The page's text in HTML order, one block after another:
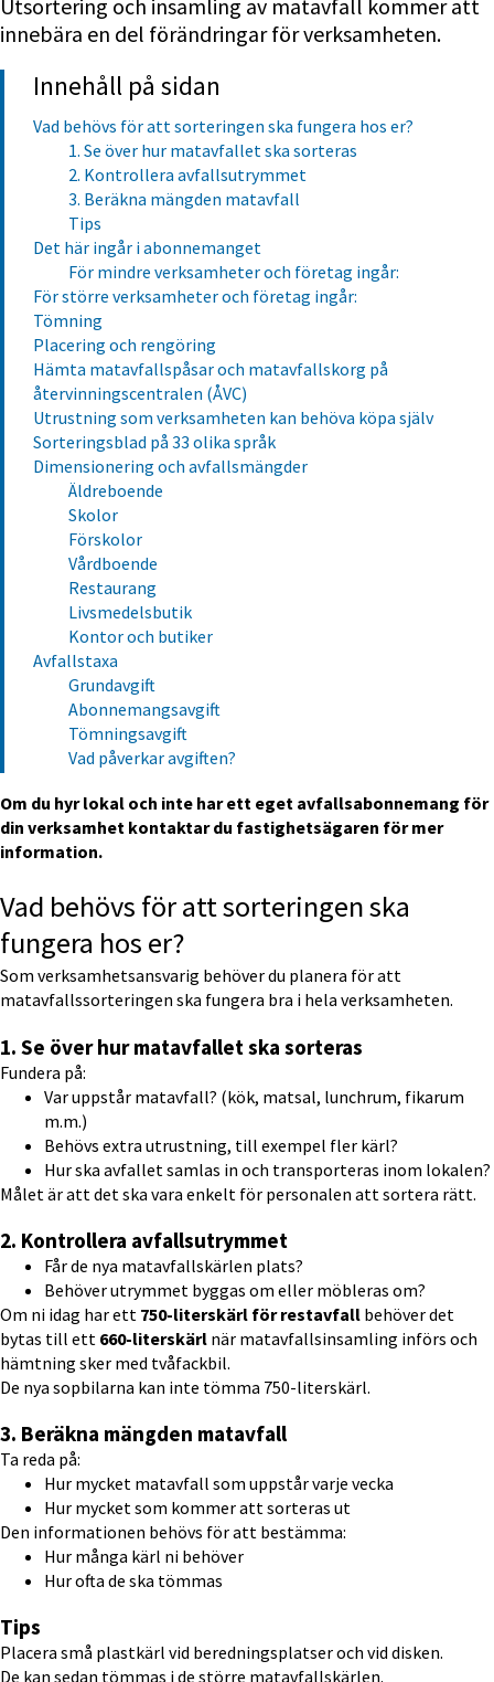
Utsortering och insamling av matavfall kommer att
innebära en del förändringar för verksamheten.
Innehåll på sidan
Vad behövs för att sorteringen ska fungera hos er?
1. Se över hur matavfallet ska sorteras
2. Kontrollera avfallsutrymmet
3. Beräkna mängden matavfall
Tips
Det här ingår i abonnemanget
För mindre verksamheter och företag ingår:
För större verksamheter och företag ingår:
Tömning
Placering och rengöring
Hämta matavfallspåsar och matavfallskorg på
återvinningscentralen (ÅVC)
Utrustning som verksamheten kan behöva köpa själv
Sorteringsblad på 33 olika språk
Dimensionering och avfallsmängder
Äldreboende
Skolor
Förskolor
Vårdboende
Restaurang
Livsmedelsbutik
Kontor och butiker
Avfallstaxa
Grundavgift
Abonnemangsavgift
Tömningsavgift
Vad påverkar avgiften?
Om du hyr lokal och inte har ett eget avfallsabonnemang för
din verksamhet kontaktar du fastighetsägaren för mer
information.
Vad behövs för att sorteringen ska
fungera hos er?
Som verksamhetsansvarig behöver du planera för att
matavfallssorteringen ska fungera bra i hela verksamheten.
1. Se över hur matavfallet ska sorteras
Fundera på:
Var uppstår matavfall? (kök, matsal, lunchrum, fikarum
m.m.)
Behövs extra utrustning, till exempel fler kärl?
Hur ska avfallet samlas in och transporteras inom lokalen?
Målet är att det ska vara enkelt för personalen att sortera rätt.
2. Kontrollera avfallsutrymmet
Får de nya matavfallskärlen plats?
Behöver utrymmet byggas om eller möbleras om?
Om ni idag har ett 750-literskärl för restavfall behöver det
bytas till ett 660-literskärl när matavfallsinsamling införs och
hämtning sker med tvåfackbil.
De nya sopbilarna kan inte tömma 750-literskärl.
3. Beräkna mängden matavfall
Ta reda på:
Hur mycket matavfall som uppstår varje vecka
Hur mycket som kommer att sorteras ut
Den informationen behövs för att bestämma:
Hur många kärl ni behöver
Hur ofta de ska tömmas
Tips
Placera små plastkärl vid beredningsplatser och vid disken.
De kan sedan tömmas i de större matavfallskärlen.